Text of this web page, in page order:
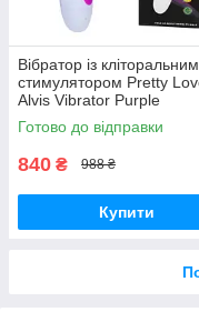
Вібратор із кліторальним
стимулятором Pretty
Alvis Vibrator Purple
Готово до відправки
840 ₴ 988 ₴
Купити